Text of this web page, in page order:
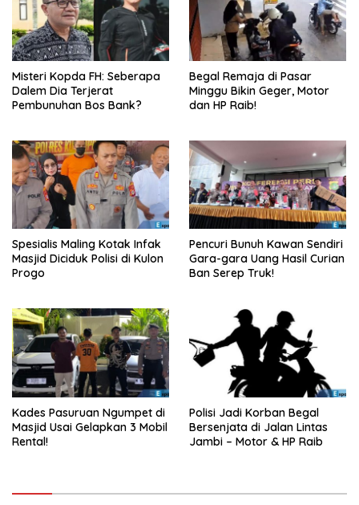
Misteri Kopda FH: Seberapa
Dalem Dia Terjerat
Pembunuhan Bos Bank?
Begal Remaja di Pasar
Minggu Bikin Geger, Motor
dan HP Raib!
Spesialis Maling Kotak Infak
Masjid Diciduk Polisi di Kulon
Progo
Pencuri Bunuh Kawan Sendiri
Gara-gara Uang Hasil Curian
Ban Serep Truk!
Kades Pasuruan Ngumpet di
Masjid Usai Gelapkan 3 Mobil
Rental!
Polisi Jadi Korban Begal
Bersenjata di Jalan Lintas
Jambi – Motor & HP Raib